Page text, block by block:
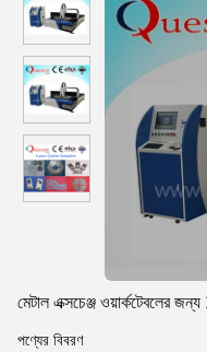
মেটাল এক্সচেঞ্জ ওয়ার্কটেবলের
পণ্যের বিবরণ